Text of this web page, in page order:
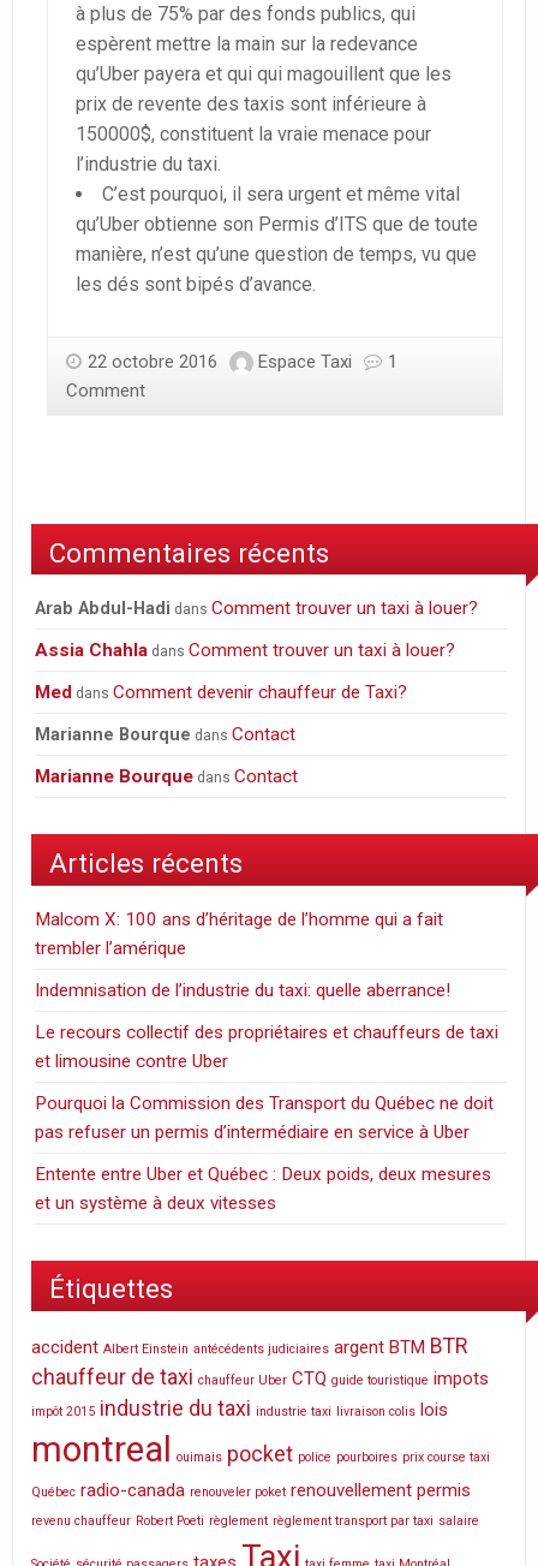
à plus de 75% par des fonds publics, qui
espèrent mettre la main sur la redevance
qu’Uber payera et qui qui magouillent que les
prix de revente des taxis sont inférieure à
150000$, constituent la vraie menace pour
l’industrie du taxi.
C’est pourquoi, il sera urgent et même vital
qu’Uber obtienne son Permis d’ITS que de toute
manière, n’est qu’une question de temps, vu que
les dés sont bipés d’avance.
22 octobre 2016 Espace Taxi
1
Comment
Commentaires récents
Arab Abdul-Hadi dansComment trouver un taxi à louer?
Assia Chahla dansComment trouver un taxi à louer?
Med dansComment devenir chauffeur de Taxi?
Marianne Bourque dansContact
Marianne Bourque dansContact
Articles récents
Malcom X: 100 ans d’héritage de l’homme qui a fait
trembler l’amérique
Indemnisation de l’industrie du taxi: quelle aberrance!
Le recours collectif des propriétaires et chauffeurs de taxi
et limousine contre Uber
Pourquoi la Commission des Transport du Québec ne doit
pas refuser un permis d’intermédiaire en service à Uber
Entente entre Uber et Québec : Deux poids, deux mesures
et un système à deux vitesses
Étiquettes
accident Albert Einstein antécédents judiciaires argent BTM BTR
chauffeur de taxi chauffeur Uber CTQ guide touristique impots
impôt 2015 industrie du taxi industrie taxi livraison colis lois
montreal ouimais pocket police pourboires prix course taxi
Québec radio-canada renouveler poket renouvellement permis
revenu chauffeur Robert Poeti règlement règlement transport par taxi salaire
Taxi